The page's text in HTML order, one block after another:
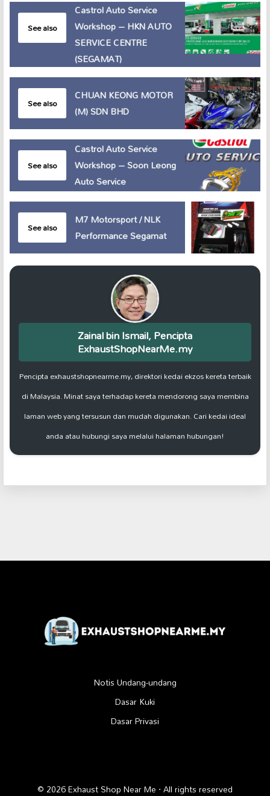
See also
Castrol Auto Service
Workshop – HKN AUTO
SERVICE CENTRE
(SEGAMAT)
See also
CHUAN KEONG MOTOR
(M) SDN BHD
See also
Castrol Auto Service
Workshop – Soon Leong
Auto Service
See also
M7 Motorsport / NLK
Performance Segamat
Zainal bin Ismail, Pencipta
ExhaustShopNearMe.my
Pencipta exhaustshopnearme.my, direktori kedai ekzos kereta terbaik
di Malaysia. Minat saya terhadap kereta mendorong saya membina
laman web yang tersusun dan mudah digunakan. Cari kedai ideal
anda atau hubungi saya melalui halaman hubungan!
Notis Undang-undang
Dasar Kuki
Dasar Privasi
© 2026 Exhaust Shop Near Me · All rights reserved